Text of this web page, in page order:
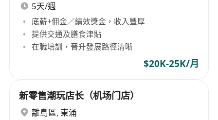
5天/週
底薪+佣金／績效獎金，收入豐厚
提供交通及膳食津貼
在職培訓，晉升發展路徑清晰
$20K-25K/月
新零售潮玩店长（机场门店）
離島區, 東涌